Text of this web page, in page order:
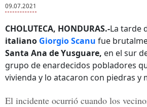
09.07.2021
CHOLUTECA, HONDURAS.-La tarde
italiano Giorgio Scanu fue
Santa Ana de Yusguare, en el sur
grupo de enardecidos pobladores
vivienda y lo atacaron con piedras y
El incidente ocurrió cuando los